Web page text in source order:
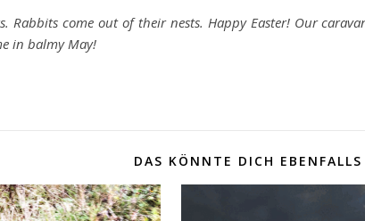
Rabbits come out of their nests. Happy Easter! Our
in balmy May!
DAS KÖNNTE DICH